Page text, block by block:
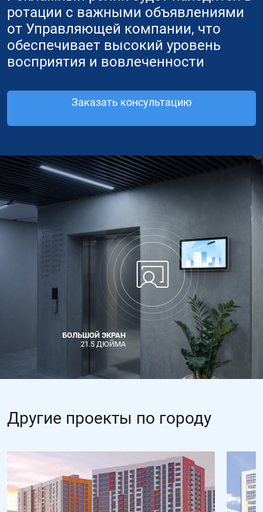
ротации с важными объявлениями
от Управляющей компании, что
обеспечивает высокий уровень
восприятия и вовлеченности
Заказать консультацию
БОЛЬШОЙ ЭКРАН
21.5 ДЮЙМА
Другие проекты по городу